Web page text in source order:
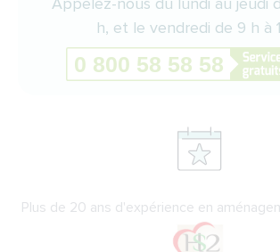
h, et le vendredi de 9 h à
Plus de 20 ans d'expérience en